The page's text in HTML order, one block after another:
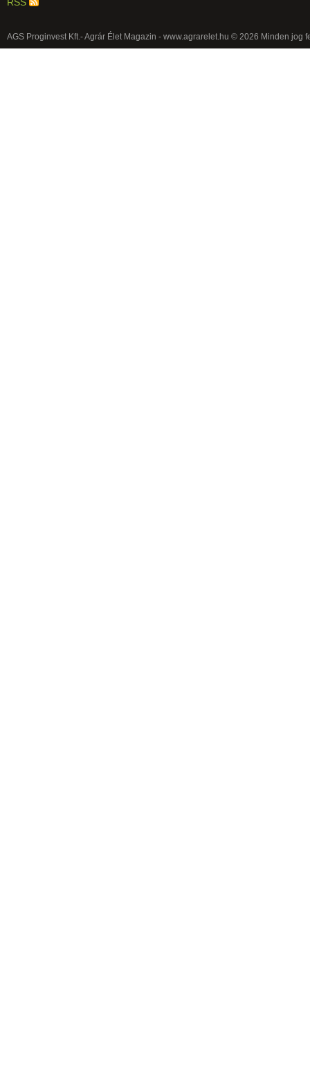
AGS Proginvest Kft.- Agrár Élet Magazin - www.agrarelet.hu © 2026 Minden jog